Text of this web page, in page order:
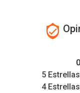
5 Estrellas
4 Estrellas